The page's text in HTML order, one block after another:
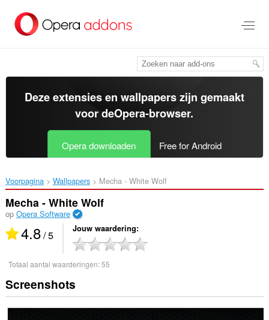
tekst
springen
Deze extensies en wallpapers zijn gemaakt
voor deOpera-browser.
Opera downloaden Free for Android
Voorpagina Wallpapers Mecha - White Wolf‎
Mecha - White Wolf
op Opera Software
4.8/ 5 Jouw waardering
Totaal aantal waarderingen:55
Screenshots